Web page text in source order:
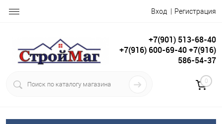
Вход Регистрация
+7(901) 513-68-40
+7(916) 600-69-40 +7(916)
586-54-37
0